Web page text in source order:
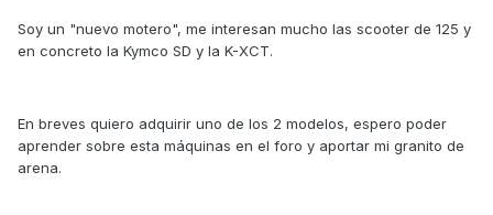
Soy un "nuevo motero", me interesan mucho las scooter de 125 y
en concreto la Kymco SD y la K-XCT.
En breves quiero adquirir uno de los 2 modelos, espero poder
aprender sobre esta máquinas en el foro y aportar mi granito de
arena.